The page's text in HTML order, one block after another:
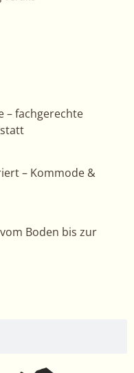
– fachgerechte
– Kommode &
Boden bis zur